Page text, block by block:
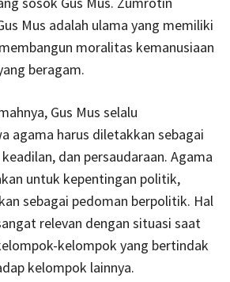
Mus adalah ulama yang memiliki
moralitas kemanusiaan
beragam.
Gus Mus selalu
agama harus diletakkan sebagai
dan persaudaraan. Agama
untuk kepentingan politik,
sebagai pedoman berpolitik. Hal
relevan dengan situasi saat
kelompok yang bertindak
kelompok lainnya.